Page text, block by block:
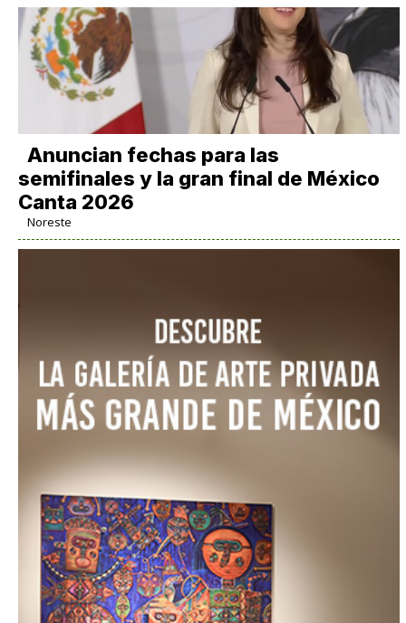
Anuncian fechas para las
semifinales y la gran final de México
Canta 2026
Noreste